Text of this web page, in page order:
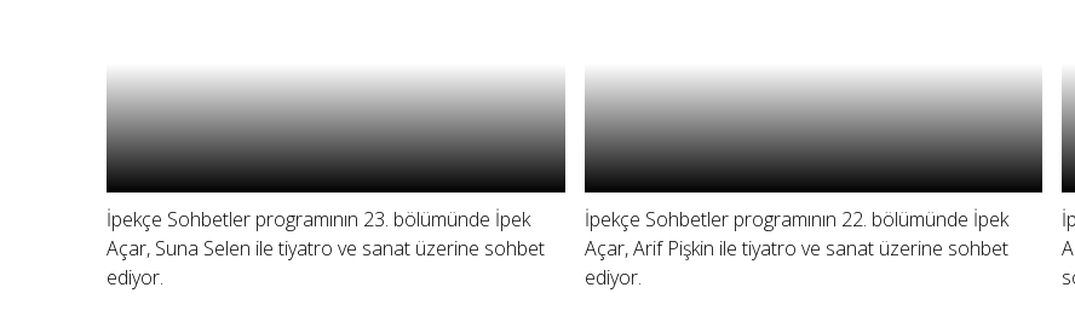
İpekçe Sohbetler programının 23. bölümünde İpek
Açar, Suna Selen ile tiyatro ve sanat üzerine sohbet
ediyor.
İpekçe Sohbetler programının 22. bölümünde İpek
Açar, Arif Pişkin ile tiyatro ve sanat üzerine sohbet
ediyor.